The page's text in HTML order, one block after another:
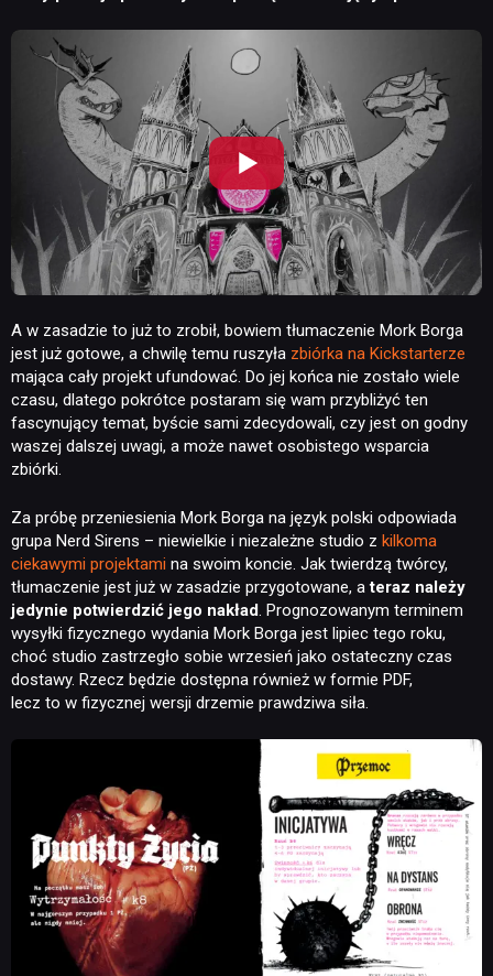
RECENZJE
PUBLICYSTYKA
KULTURA
A w zasadzie to już to zrobił, bowiem tłumaczenie Mork Borga
jest już gotowe, a chwilę temu ruszyła zbiórka na Kickstarterze
mająca cały projekt ufundować. Do jej końca nie zostało wiele
czasu, dlatego pokrótce postaram się wam przybliżyć ten
fascynujący temat, byście sami zdecydowali, czy jest on godny
waszej dalszej uwagi, a może nawet osobistego wsparcia
zbiórki.
Za próbę przeniesienia Mork Borga na język polski odpowiada
grupa Nerd Sirens – niewielkie i niezależne studio z kilkoma
ciekawymi projektami na swoim koncie. Jak twierdzą twórcy,
tłumaczenie jest już w zasadzie przygotowane, ateraz należy
jedynie potwierdzić jego nakład. Prognozowanym terminem
wysyłki fizycznego wydania Mork Borga jest lipiec tego roku,
choć studio zastrzegło sobie wrzesień jako ostateczny czas
dostawy. Rzecz będzie dostępna również w formie PDF,
lecz to w fizycznej wersji drzemie prawdziwa siła.